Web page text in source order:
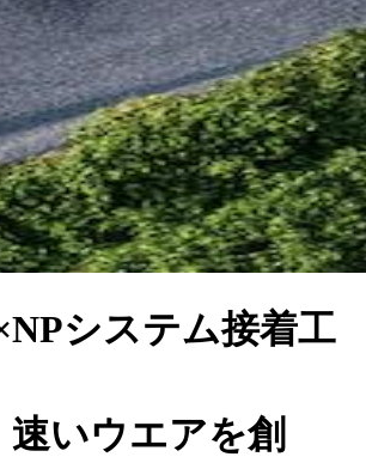
システム接着工
速いウエアを創